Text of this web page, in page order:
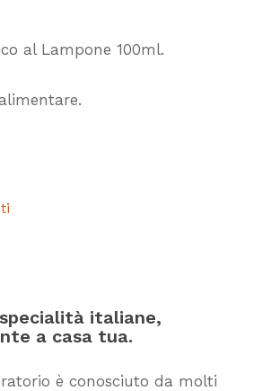
al Lampone 100ml.
italiane,
a casa tua.
è conosciuto da molti